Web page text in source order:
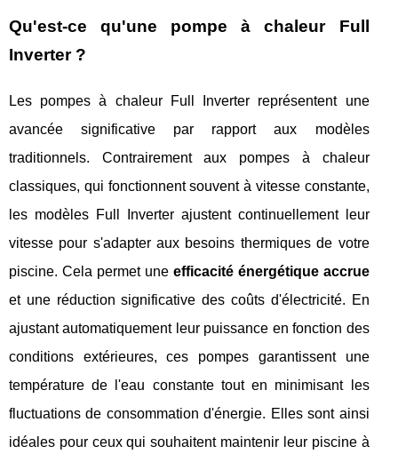
Qu'est-ce qu'une pompe à chaleur Full
Inverter ?
Les pompes à chaleur Full Inverter représentent une
avancée significative par rapport aux modèles
traditionnels. Contrairement aux pompes à chaleur
classiques, qui fonctionnent souvent à vitesse constante,
les modèles Full Inverter ajustent continuellement leur
vitesse pour s'adapter aux besoins thermiques de votre
piscine. Cela permet une efficacité énergétique accrue
et une réduction significative des coûts d'électricité. En
ajustant automatiquement leur puissance en fonction des
conditions extérieures, ces pompes garantissent une
température de l'eau constante tout en minimisant les
fluctuations de consommation d'énergie. Elles sont ainsi
idéales pour ceux qui souhaitent maintenir leur piscine à